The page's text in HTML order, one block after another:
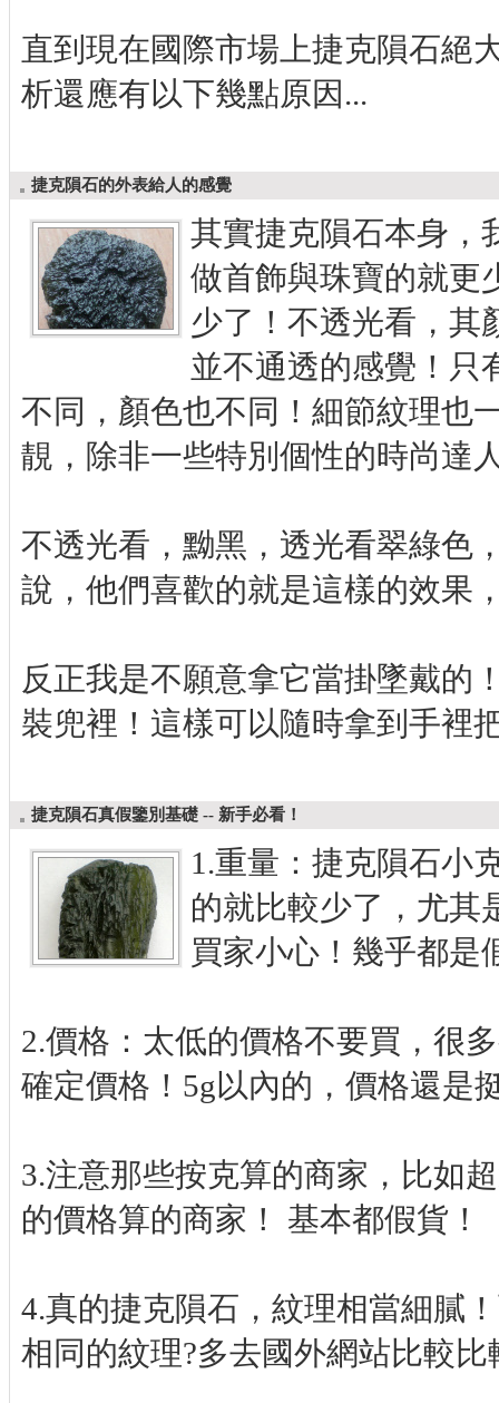
直到現在國際市場上捷克隕石絕
析還應有以下幾點原因...
捷克隕石的外表給人的感覺
其實捷克隕石本身，
做首飾與珠寶的就更
少了！不透光看，其
並不通透的感覺！只
不同，顏色也不同！細節紋理也
靚，除非一些特別個性的時尚達
不透光看，黝黑，透光看翠綠色
說，他們喜歡的就是這樣的效果
反正我是不願意拿它當掛墜戴的
裝兜裡！這樣可以隨時拿到手裡
捷克隕石真假鑒別基礎 -- 新手必看！
1.重量：捷克隕石小
的就比較少了，尤其
買家小心！幾乎都是
2.價格：太低的價格不要買，很
確定價格！5g以內的，價格還是
3.注意那些按克算的商家，比如
的價格算的商家！ 基本都假貨！
4.真的捷克隕石，紋理相當細膩
相同的紋理?多去國外網站比較